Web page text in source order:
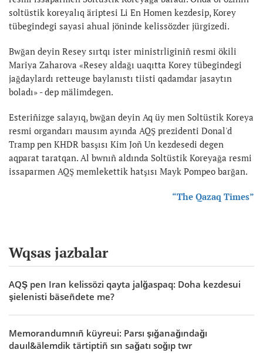
soltüstik koreyalıq äriptesi Li En Homen kezdesip, Korey
tübegindegi sayasi ahual jöninde kelissözder jürgizedi.
Bwğan deyin Resey sırtqı ister ministrliginiñ resmi ökili
Mariya Zaharova «Resey aldağı uaqıtta Korey tübegindegi
jağdaylardı retteuge baylanıstı tiisti qadamdar jasaytın
boladı» - dep mälimdegen.
Esteriñizge salayıq, bwğan deyin Aq üy men Soltüstik Koreya
resmi organdarı mausım ayında AQŞ prezidenti Donal'd
Tramp pen KHDR basşısı Kim Joñ Un kezdesedi degen
aqparat taratqan. Al bwnıñ aldında Soltüstik Koreyağa resmi
issaparmen AQŞ memlekettik hatşısı Mayk Pompeo barğan.
“The Qazaq Times”
Wqsas jazbalar
AQŞ pen Iran kelissözi qayta jalğaspaq: Doha kezdesui
şielenisti bäseñdete me?
Memorandumnıñ küyreui: Parsı şığanağındağı
dauıl&älemdik tärtiptiñ sın sağatı soğıp twr